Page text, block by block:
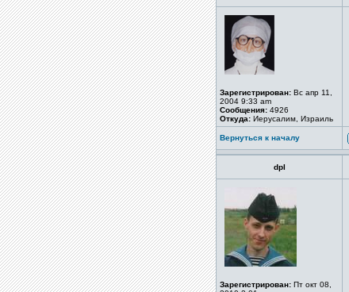
Зарегистрирован: Вс апр 11,
2004 9:33 am
Сообщения: 4926
Откуда: Иерусалим, Израиль
Вернуться к началу
dpl
Зарегистрирован: Пт окт 08,